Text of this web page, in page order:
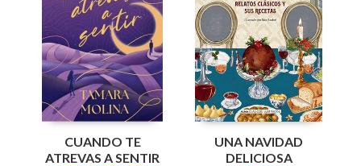
CUANDO TE
ATREVAS A SENTIR
UNA NAVIDAD
DELICIOSA